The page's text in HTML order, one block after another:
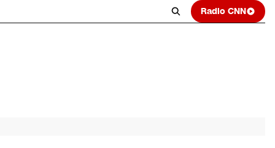
Radio CNN